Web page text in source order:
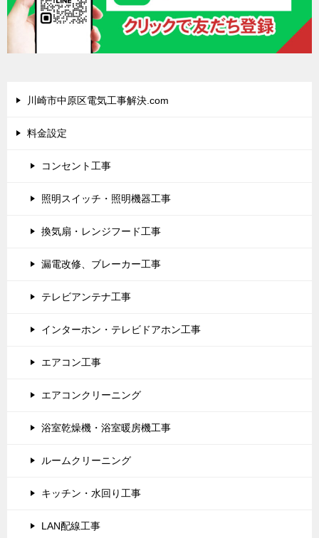
川崎市中原区電気工事解決.com
料金設定
コンセント工事
照明スイッチ・照明機器工事
換気扇・レンジフード工事
漏電改修、ブレーカー工事
テレビアンテナ工事
インターホン・テレビドアホン工事
エアコン工事
エアコンクリーニング
浴室乾燥機・浴室暖房機工事
ルームクリーニング
キッチン・水回り工事
LAN配線工事